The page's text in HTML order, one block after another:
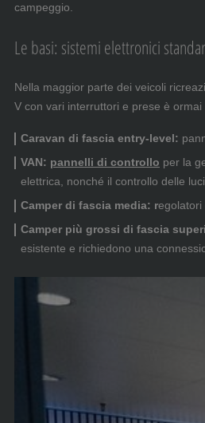
campeggio.
Le basi: sistemi elettronici
Nella maggior parte dei veicoli
V con vari interruttori e prese è
Caravan di fascia entry-level:
VAN: pannelli di controllo per la
elettrica, nonché il controllo delle
Camper di fascia media: regolatori
Camper più grossi di fascia
esistente e richiedono una